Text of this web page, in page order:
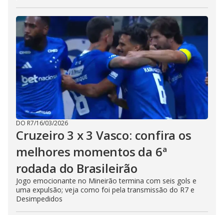
DO R7/16/03/2026
Cruzeiro 3 x 3 Vasco: confira os
melhores momentos da 6ª
rodada do Brasileirão
Jogo emocionante no Mineirão termina com seis gols e
uma expulsão; veja como foi pela transmissão do R7 e
Desimpedidos